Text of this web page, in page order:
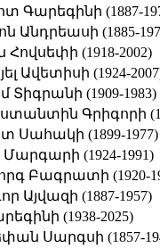
Գարեգինի (1887-
Անդրեասի (1885-
(1918-2002)
Ավետիսի (1924-
(1909-1983)
Գրիգորի
(1899-1977)
(1924-1991)
Բագրատի (1920-
Այվազի (1887-1957)
(1938-2025)
Սարգսի (1857-